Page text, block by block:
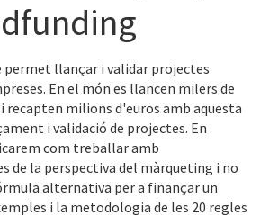
llançar i validar projectes
En el món es llancen milers de
recapten milions d'euros amb aquesta
i validació de projectes. En
com treballar amb
de la perspectiva del màrqueting i no
alternativa per a finançar un
i la metodologia de les 20 regles